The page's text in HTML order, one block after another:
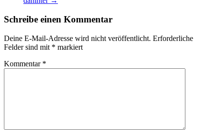
Schreibe einen Kommentar
Deine E-Mail-Adresse wird nicht veröffentlicht. Erforderliche
Felder sind mit * markiert
Kommentar *